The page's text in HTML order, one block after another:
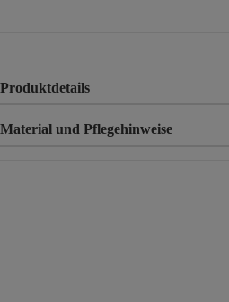
Produktdetails
Material und Pflegehinweise